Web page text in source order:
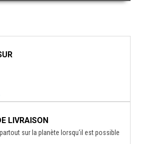
LIVRAISON
sur la planète lorsqu'il est possible